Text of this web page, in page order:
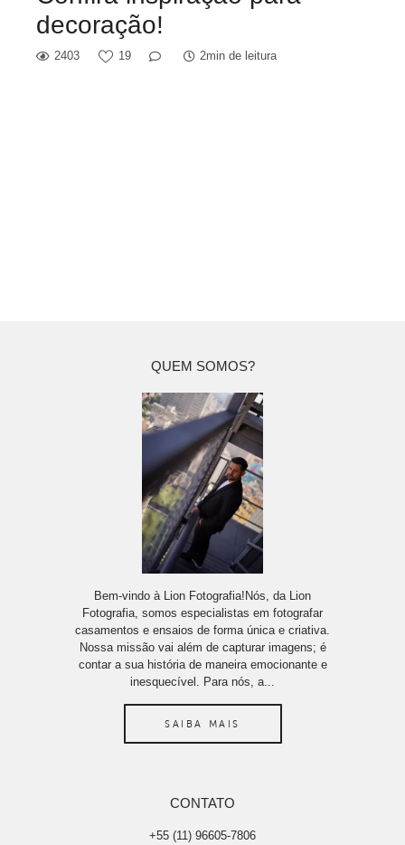
decoração!
2403 19 2min de leitura
QUEM SOMOS?
Bem-vindo à Lion Fotografia!Nós, da Lion
Fotografia, somos especialistas em fotografar
casamentos e ensaios de forma única e criativa.
Nossa missão vai além de capturar imagens; é
contar a sua história de maneira emocionante e
inesquecível. Para nós, a...
SAIBA MAIS
CONTATO
+55 (11) 96605-7806